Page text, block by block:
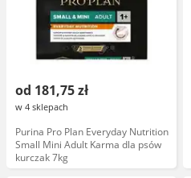
od 181,75 zł
w 4 sklepach
Purina Pro Plan Everyday Nutrition
Small Mini Adult Karma dla psów
kurczak 7kg